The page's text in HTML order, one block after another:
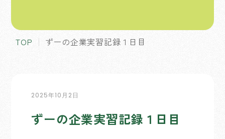
TOP ずーの企業実習記録１日目
2025年10月2日
ずーの企業実習記録１日目